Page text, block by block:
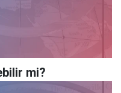
mi?